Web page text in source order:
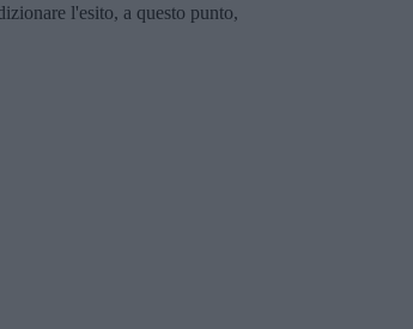
l'esito, a questo punto,